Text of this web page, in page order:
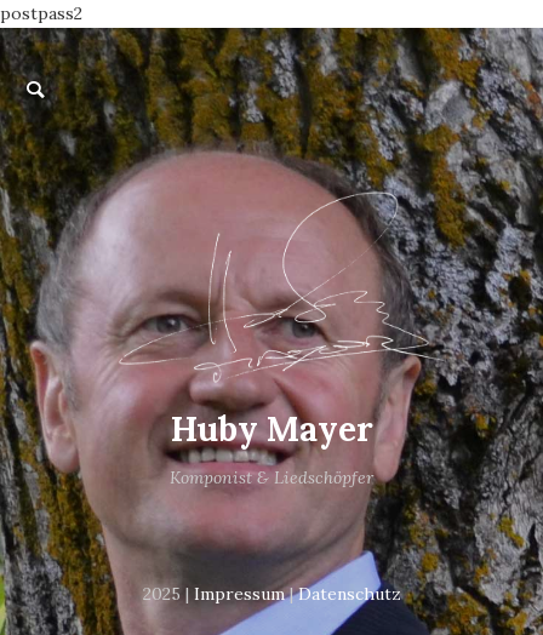
postpass2
Huby Mayer
Komponist & Liedschöpfer
2025 | Impressum|Datenschutz